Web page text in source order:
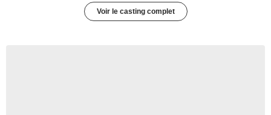
Voir le casting complet